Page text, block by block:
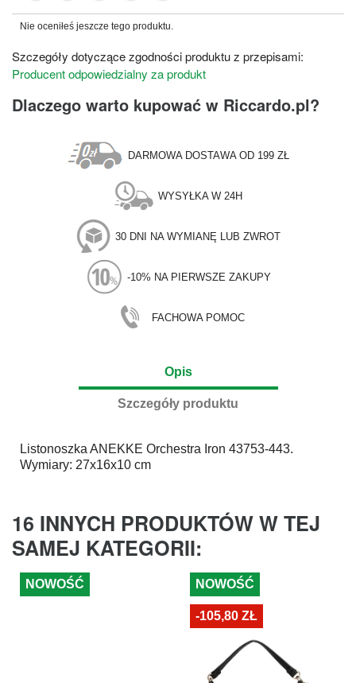
Nie oceniłeś jeszcze tego produktu.
Szczegóły dotyczące zgodności produktu z przepisami:
Producent odpowiedzialny za produkt
Dlaczego warto kupować w Riccardo.pl?
DARMOWA DOSTAWA OD 199 ZŁ
WYSYŁKA W 24H
30 DNI NA WYMIANĘ LUB ZWROT
-10% NA PIERWSZE ZAKUPY
FACHOWA POMOC
Opis
Szczegóły produktu
Listonoszka ANEKKE Orchestra Iron 43753-443.
Wymiary: 27x16x10 cm
16 INNYCH PRODUKTÓW W TEJ
SAMEJ KATEGORII:
NOWOŚĆ NOWOŚĆ
-105,80 ZŁ